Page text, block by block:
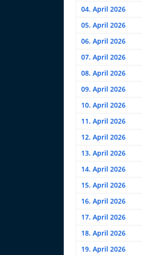
04. April 2026
05. April 2026
06. April 2026
07. April 2026
08. April 2026
09. April 2026
10. April 2026
11. April 2026
12. April 2026
13. April 2026
14. April 2026
15. April 2026
16. April 2026
17. April 2026
18. April 2026
19. April 2026